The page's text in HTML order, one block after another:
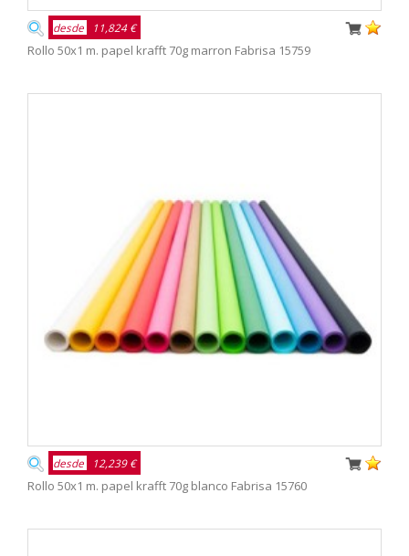
desde 11,824 €
Rollo 50x1 m. papel krafft 70g marron Fabrisa 15759
desde 12,239 €
Rollo 50x1 m. papel krafft 70g blanco Fabrisa 15760